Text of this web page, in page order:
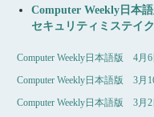
Computer Weekly日本
セキュリティミステイク
Computer Weekly日本語版 4月
Computer Weekly日本語版 3月
Computer Weekly日本語版 3月